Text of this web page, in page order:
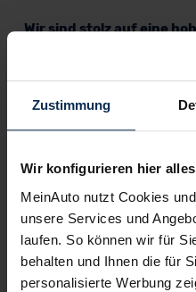
Zustimmung
Wir konfigurieren hier
MeinAuto nutzt Cookies
unsere Services und
laufen. So können wir für
behalten und Ihnen die für
personalisierte Werbung
Wir sind stolz auf eine
Neuwagenmarkt in
dadurch ihr Wunschauto zum
Sehen Sie sich unsere